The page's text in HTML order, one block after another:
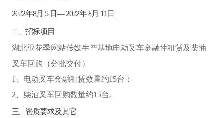
2022年8月 5 日—2022年8月 11 日
二、招标项目
湖北亚花季网站传媒生产基地电动叉车金融性租赁及柴油
叉车回购（分批交付）
1
、电动叉车金融租赁数量约1 5台；
2 、柴油叉车回购数量约1 5台。
三、资质要求及其它